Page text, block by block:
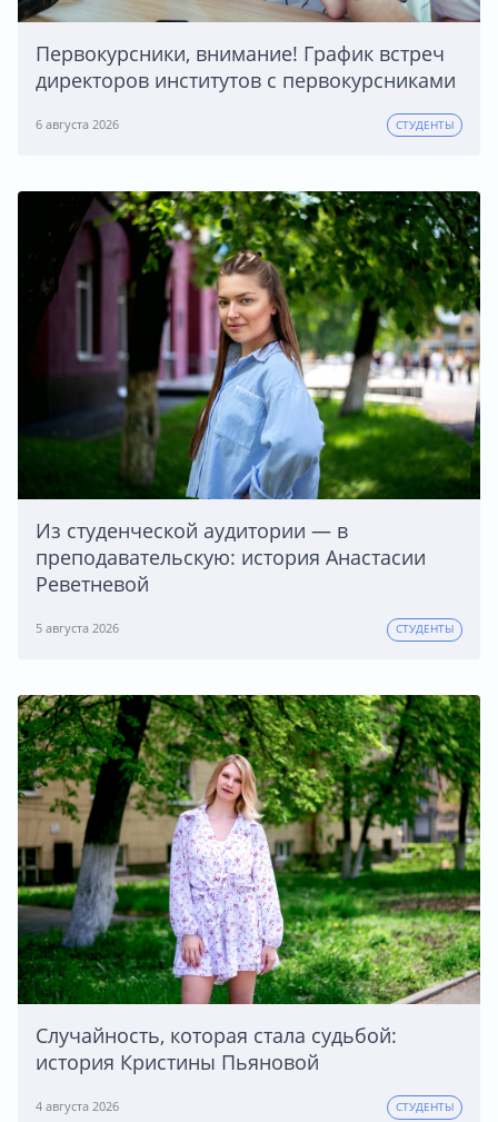
Первокурсники, внимание! График встреч
директоров институтов с первокурсниками
6 августа 2026 СТУДЕНТЫ
Из студенческой аудитории — в
преподавательскую: история Анастасии
Реветневой
5 августа 2026 СТУДЕНТЫ
Случайность, которая стала судьбой:
история Кристины Пьяновой
4 августа 2026 СТУДЕНТЫ